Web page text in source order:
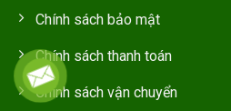
Chính sách bảo mật
Chính sách thanh toán
Chính sách vận chuyển